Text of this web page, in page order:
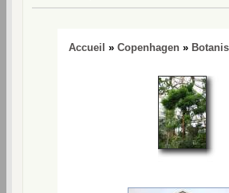
Accueil » Copenhagen »